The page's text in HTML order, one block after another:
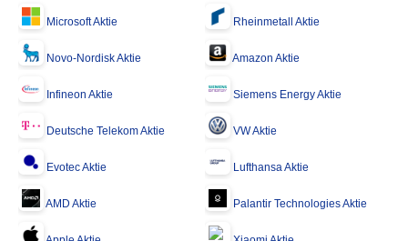
Microsoft Aktie Rheinmetall Aktie
Novo-Nordisk Aktie Amazon Aktie
Infineon Aktie Siemens Energy Aktie
Deutsche Telekom Aktie VW Aktie
Evotec Aktie Lufthansa Aktie
AMD Aktie Palantir Technologies Aktie